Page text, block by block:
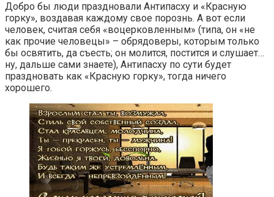
Добро бы люди праздновали Антипасху и «Красную
горку», воздавая каждому свое порознь. А вот если
человек, считая себя «воцерковленным» (типа, он «не
как прочие человецы» – обрядоверы, которым только
бы освятить, да съесть; он молится, постится и слушает…
ну, дальше сами знаете), Антипасху по сути будет
праздновать как «Красную горку», тогда ничего
хорошего.